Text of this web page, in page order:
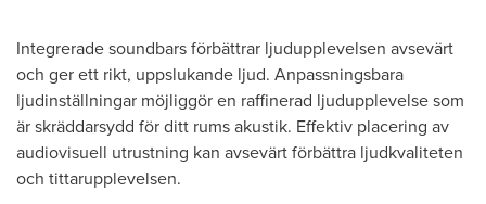
Integrerade soundbars förbättrar ljudupplevelsen avsevärt
och ger ett rikt, uppslukande ljud. Anpassningsbara
ljudinställningar möjliggör en raffinerad ljudupplevelse som
är skräddarsydd för ditt rums akustik. Effektiv placering av
audiovisuell utrustning kan avsevärt förbättra ljudkvaliteten
och tittarupplevelsen.